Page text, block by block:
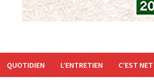
QUOTIDIEN L’ENTRETIEN C’EST NET